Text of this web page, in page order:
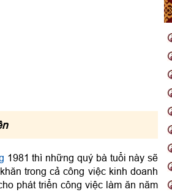
1981 thì những quý bà tuổi này sẽ
trong cả công việc kinh doanh
phát triển công việc làm ăn năm